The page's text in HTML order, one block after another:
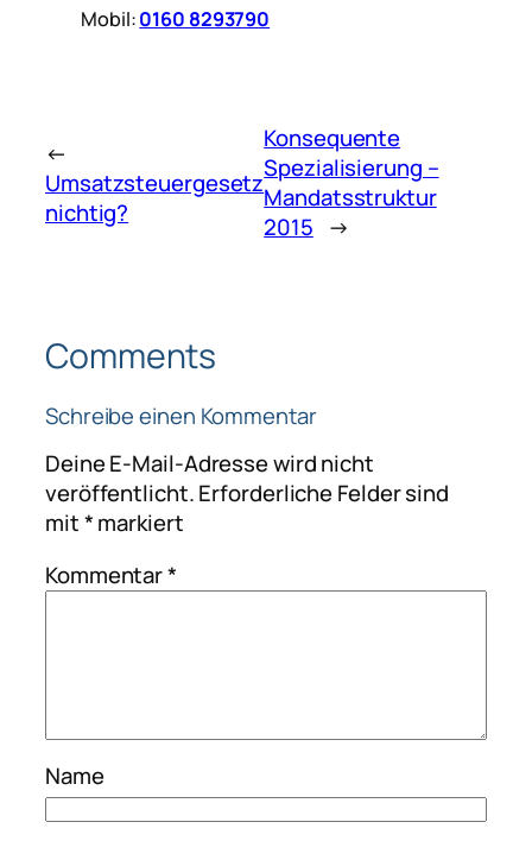
Mobil:0160 8293790
←
Umsatzsteuergesetz
nichtig?
Konsequente
Spezialisierung –
Mandatsstruktur
2015 →
Comments
Schreibe einen Kommentar
Deine E-Mail-Adresse wird nicht
veröffentlicht.Erforderliche Felder sind
mit*markiert
Kommentar*
Name